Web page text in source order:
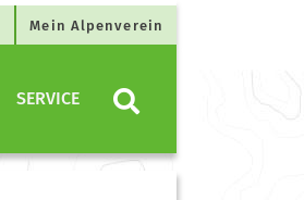
Mein Alpenverein
SERVICE